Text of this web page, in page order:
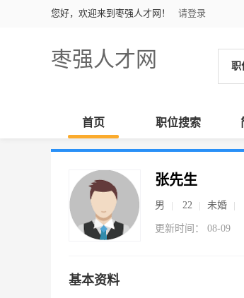
您好，欢迎来到枣强人才网！ 请登录
枣强人才网 职
首页 职位搜索
张先生
男 22 未婚
更新时间： 08-09
基本资料